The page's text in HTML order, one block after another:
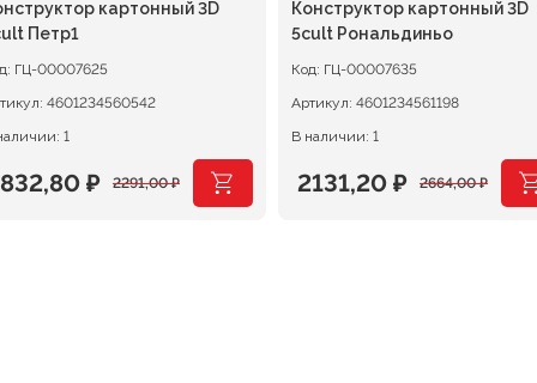
картонный 3D
Петр1
ГЦ-00007625
4601234560542
1
2291,00₽
₽
Конструктор картонный 3D
5cult Рональдиньо
Код: ГЦ-00007635
Артикул: 4601234561198
В наличии: 1
2664,00₽
Первоначальная
2131,20 ₽
Текущая